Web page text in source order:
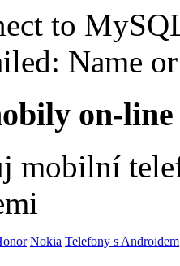
to
Name
on-
mobilní
Nokia Telefony s Androidem